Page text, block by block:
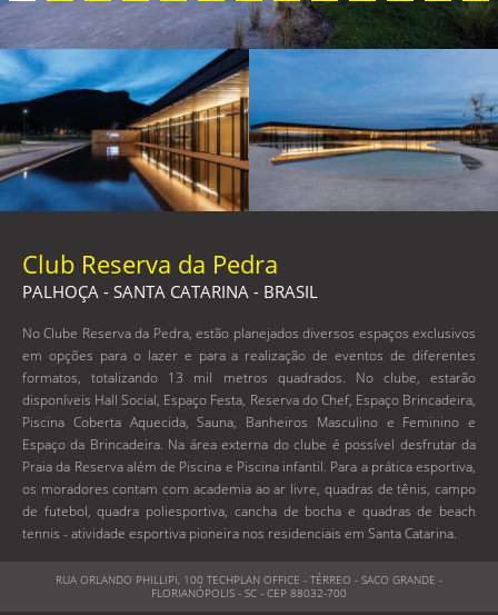
Club Reserva da Pedra
PALHOÇA - SANTA CATARINA - BRASIL
No Clube Reserva da Pedra, estão planejados diversos espaços exclusivos
em opções para o lazer e para a realização de eventos de diferentes
formatos, totalizando 13 mil metros quadrados. No clube, estarão
disponíveis Hall Social, Espaço Festa, Reserva do Chef, Espaço Brincadeira,
Piscina Coberta Aquecida, Sauna, Banheiros Masculino e Feminino e
Espaço da Brincadeira. Na área externa do clube é possível desfrutar da
Praia da Reserva além de Piscina e Piscina infantil. Para a prática esportiva,
os moradores contam com academia ao ar livre, quadras de tênis, campo
de futebol, quadra poliesportiva, cancha de bocha e quadras de beach
tennis - atividade esportiva pioneira nos residenciais em Santa Catarina.
RUA ORLANDO PHILLIPI, 100 TECHPLAN OFFICE - TÉRREO - SACO GRANDE -
FLORIANÓPOLIS - SC - CEP 88032-700